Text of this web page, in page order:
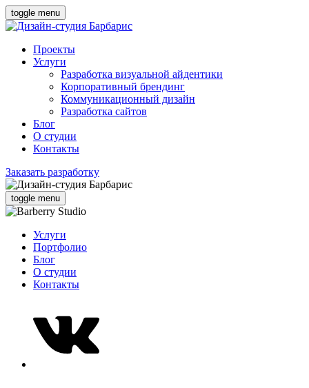
toggle menu
Проекты
Услуги
Разработка визуальной айдентики
Корпоративный брендинг
Коммуникационный дизайн
Разработка сайтов
Блог
О студии
Контакты
Заказать разработку
toggle menu
Услуги
Портфолио
Блог
О студии
Контакты